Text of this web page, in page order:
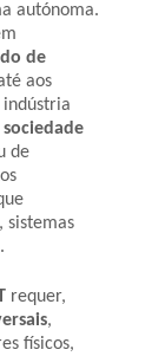
autónoma.
de
aos
de
sistemas
requer,
,
físicos,